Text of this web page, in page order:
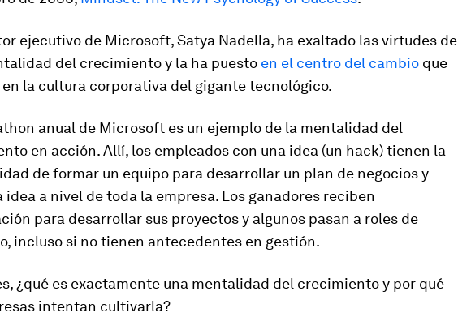
ejecutivo de Microsoft, Satya Nadella, ha exaltado las virtudes de
del crecimiento y la ha puesto en el centro del cambio que
la cultura corporativa del gigante tecnológico.
anual de Microsoft es un ejemplo de la mentalidad del
en acción. Allí, los empleados con una idea (un hack) tienen la
de formar un equipo para desarrollar un plan de negocios y
idea a nivel de toda la empresa. Los ganadores reciben
para desarrollar sus proyectos y algunos pasan a roles de
incluso si no tienen antecedentes en gestión.
¿qué es exactamente una mentalidad del crecimiento y por qué
intentan cultivarla?